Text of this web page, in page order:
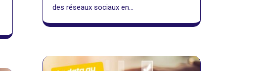
des réseaux sociaux en...